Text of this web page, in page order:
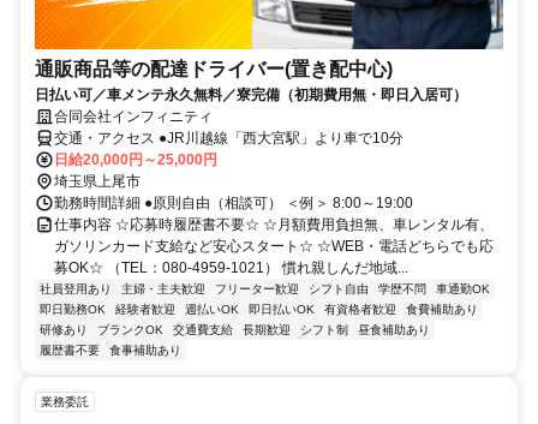
通販商品等の配達ドライバー(置き配中心)
日払い可／車メンテ永久無料／寮完備（初期費用無・即日入居可）
合同会社インフィニティ
交通・アクセス ●JR川越線「西大宮駅」より車で10分
日給20,000円～25,000円
埼玉県上尾市
勤務時間詳細 ●原則自由（相談可） ＜例＞ 8:00～19:00
仕事内容 ☆応募時履歴書不要☆ ☆月額費用負担無、車レンタル有、
ガソリンカード支給など安心スタート☆ ☆WEB・電話どちらでも応
募OK☆ （TEL：080-4959-1021） 慣れ親しんだ地域...
社員登用あり 主婦・主夫歓迎 フリーター歓迎 シフト自由 学歴不問
車通勤OK
即日勤務OK
経験者歓迎 週払いOK 即日払いOK 有資格者歓迎
食費補助あり
研修あり
ブランクOK 交通費支給 長期歓迎 シフト制
昼食補助あり
履歴書不要
食事補助あり
業務委託